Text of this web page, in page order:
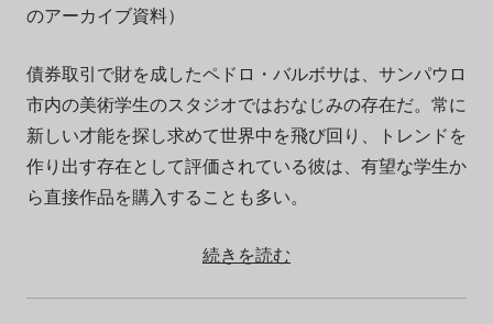
のアーカイブ資料）
債券取引で財を成したペドロ・バルボサは、サンパウロ
市内の美術学生のスタジオではおなじみの存在だ。常に
新しい才能を探し求めて世界中を飛び回り、トレンドを
作り出す存在として評価されている彼は、有望な学生か
ら直接作品を購入することも多い。
続きを読む